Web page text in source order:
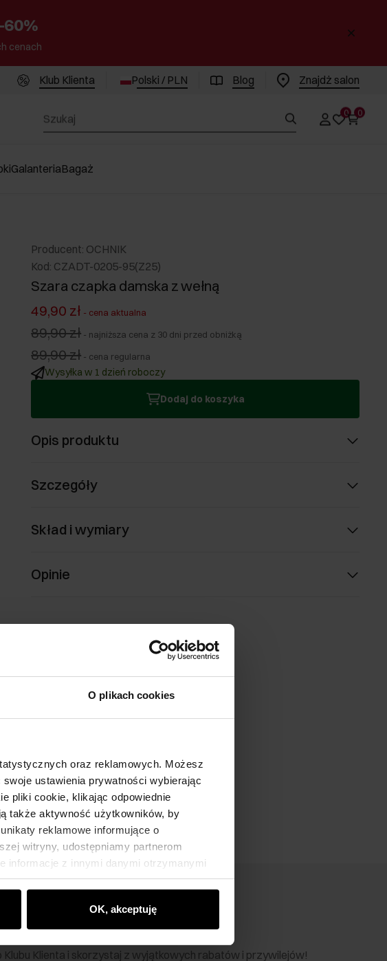
O plikach cookies
oraz reklamowych. Możesz
ustawienia prywatności wybierając
pliki cookie, klikając odpowiednie
także aktywność użytkowników, by
reklamowe informujące o
witryny, udostępniamy partnerom
informacje z innymi danymi otrzymanymi
OK, akceptuję
60%
cenach
Klub Klienta Polski / PLN Blog Znajdż salon
0 0
GalanteriaBagaż
Producent: OCHNIK
Kod: CZADT-0205-95(Z25)
Szara czapka damska z wełną
49,90 zł - cena aktualna
89,90 zł - najniższa cena z 30 dni przed obniżką
89,90 zł - cena regularna
Wysyłka w 1 dzień roboczy
Dodaj do koszyka
Opis produktu
Szczegóły
Skład i wymiary
Opinie
Ochnik
Klubu Klienta i skorzystaj z wyjątkowych rabatów i przywilejów!